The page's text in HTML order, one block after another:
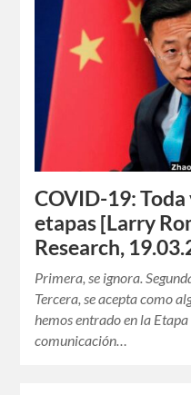
COVID-19:
etapas [Larry
Research,
Primera, se ignora.
Tercera, se acepta como
hemos entrado en la
comunicación…